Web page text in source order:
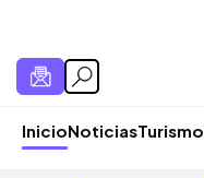
InicioNoticiasTurismo